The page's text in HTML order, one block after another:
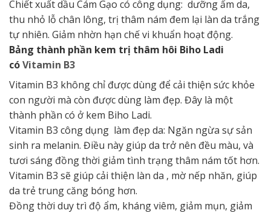
Chiết xuất dầu Cám Gạo có công dụng: dưỡng ẩm da,
thu nhỏ lỗ chân lông, trị thâm nám đem lại làn da trắng
tự nhiên. Giảm nhờn hạn chế vi khuẩn hoạt động.
Bảng thành phần kem trị thâm hôi Biho Ladi
cóVitamin B3
Vitamin B3 không chỉ được dùng để cải thiện sức khỏe
con người mà còn được dùng làm đẹp. Đây là một
thành phần có ở kem Biho Ladi.
Vitamin B3 công dụng làm đẹp da: Ngăn ngừa sự sản
sinh ra melanin. Điều này giúp da trở nên đều màu, và
tươi sáng đồng thời giảm tình trạng thâm nám tốt hơn.
Vitamin B3 sẽ giúp cải thiện làn da , mờ nếp nhăn, giúp
da trẻ trung căng bóng hơn.
Đồng thời duy trì độ ẩm, kháng viêm, giảm mụn, giảm